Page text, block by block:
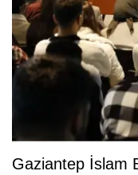
Gaziantep İslam